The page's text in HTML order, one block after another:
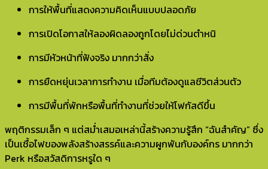
การให้พื้นที่แสดงความคิดเห็นแบบปลอดภัย
การเปิดโอกาสให้ลองผิดลองถูกโดยไม่ด่วนตำหนิ
การมีหัวหน้าที่ฟังจริง มากกว่าสั่ง
การยืดหยุ่นเวลาการทำงาน เมื่อทีมต้องดูแลชีวิตส่วนตัว
การมีพื้นที่พักหรือพื้นที่ทำงานที่ช่วยให้โฟกัสดีขึ้น
พฤติกรรมเล็ก ๆ แต่สม่ำเสมอเหล่านี้สร้างความรู้สึก “ฉันสำคัญ” ซึ่ง
เป็นเชื้อไฟของพลังสร้างสรรค์และความผูกพันกับองค์กร มากกว่า
Perk หรือสวัสดิการหรูใด ๆ